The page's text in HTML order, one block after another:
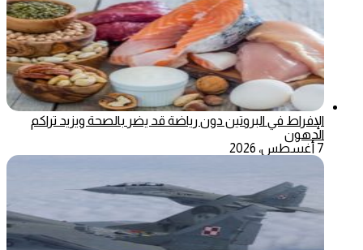
الإفراط في البروتين دون رياضة قد يضر بالصحة ويزيد تراكم
الدهون
7 أغسطس، 2026